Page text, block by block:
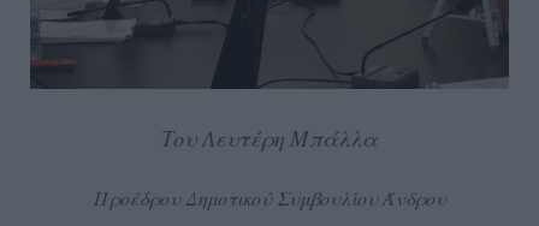
Του Λευτέρη Μπάλλα
Προέδρου Δημοτικού Συμβουλίου Άνδρου